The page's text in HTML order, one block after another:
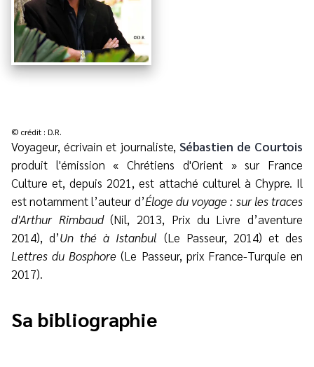
Voyageur, écrivain et journaliste, Sébastien de Courtois
produit l'émission « Chrétiens d'Orient » sur France
Culture et, depuis 2021, est attaché culturel à Chypre. Il
est notamment l’auteur d’Éloge du voyage : sur les traces
d'Arthur Rimbaud(Nil, 2013, Prix du Livre d’aventure
2014), d’Un thé à Istanbul (Le Passeur, 2014) et des
Lettres du Bosphore (Le Passeur, prix France-Turquie en
2017).
© crédit : D.R.
Sa bibliographie